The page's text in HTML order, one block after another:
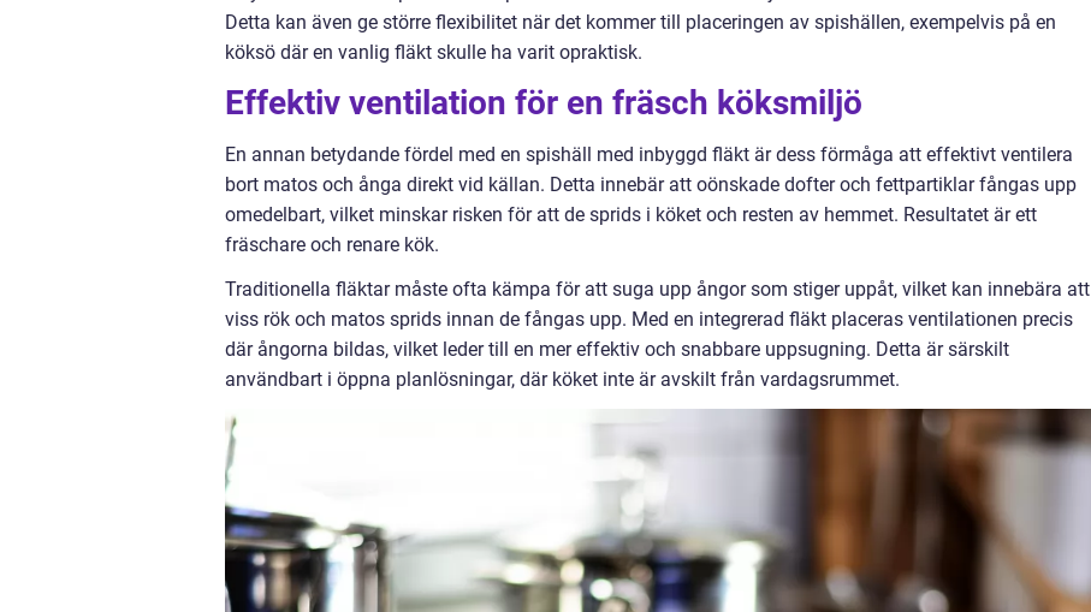
Detta kan även ge större flexibilitet när det kommer till placeringen av spishällen, exempelvis på en
köksö där en vanlig fläkt skulle ha varit opraktisk.
Effektiv ventilation för en fräsch köksmiljö
En annan betydande fördel med en spishäll med inbyggd fläkt är dess förmåga att effektivt ventilera
bort matos och ånga direkt vid källan. Detta innebär att oönskade dofter och fettpartiklar fångas upp
omedelbart, vilket minskar risken för att de sprids i köket och resten av hemmet. Resultatet är ett
fräschare och renare kök.
Traditionella fläktar måste ofta kämpa för att suga upp ångor som stiger uppåt, vilket kan innebära att
viss rök och matos sprids innan de fångas upp. Med en integrerad fläkt placeras ventilationen precis
där ångorna bildas, vilket leder till en mer effektiv och snabbare uppsugning. Detta är särskilt
användbart i öppna planlösningar, där köket inte är avskilt från vardagsrummet.